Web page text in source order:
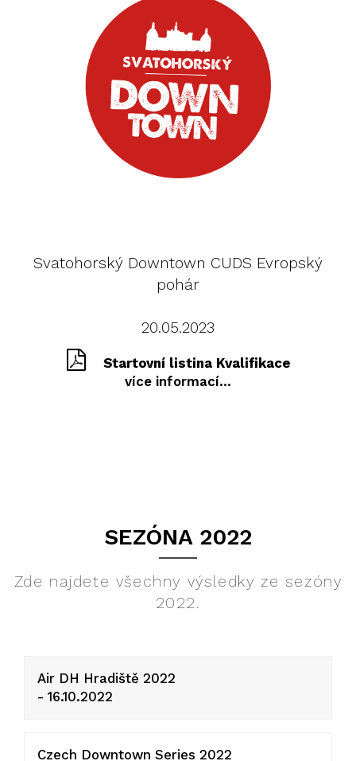
Svatohorský Downtown CUDS Evropský
pohár
20.05.2023
Startovní listina Kvalifikace
více informací...
SEZÓNA 2022
Zde najdete všechny výsledky ze sezóny
2022.
Air DH Hradiště 2022
- 16.10.2022
Czech Downtown Series 2022